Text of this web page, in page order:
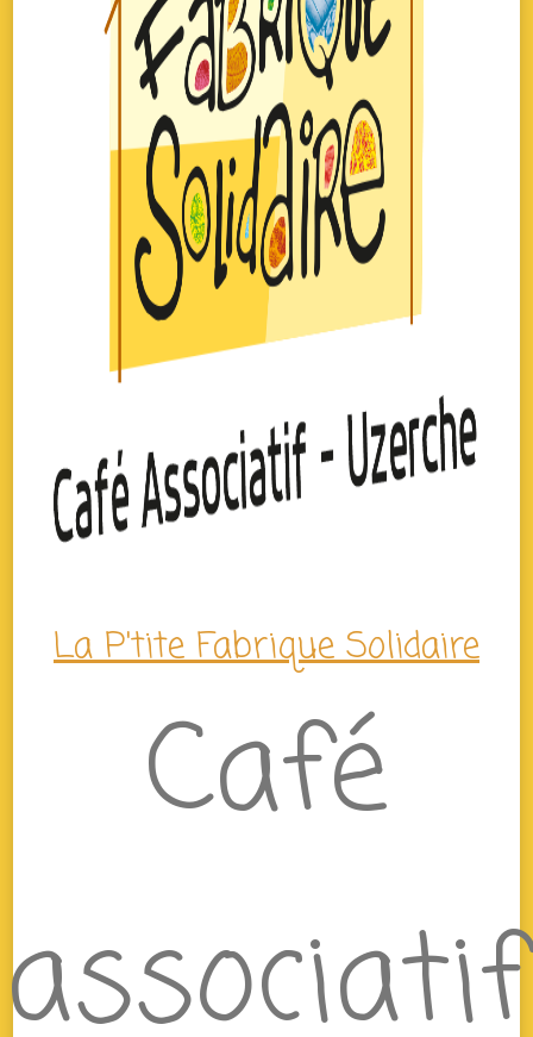
La P'tite Fabrique Solidaire
Café
associatif